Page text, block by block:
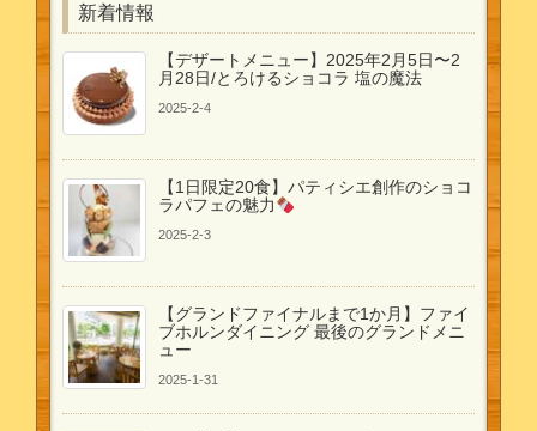
新着情報
【デザートメニュー】2025年2月5日〜2
月28日/とろけるショコラ 塩の魔法
2025-2-4
【1日限定20食】パティシエ創作のショコ
ラパフェの魅力
2025-2-3
【グランドファイナルまで1か月】ファイ
ブホルンダイニング 最後のグランドメニ
ュー
2025-1-31